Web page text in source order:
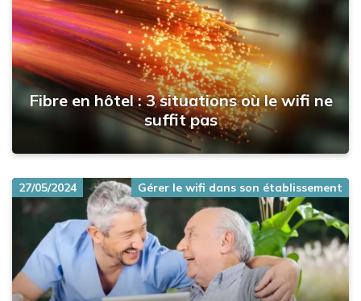
Fibre en hôtel : 3 situations où le wifi ne
suffit pas
27/05/2024 Gérer le wifi dans son établissement